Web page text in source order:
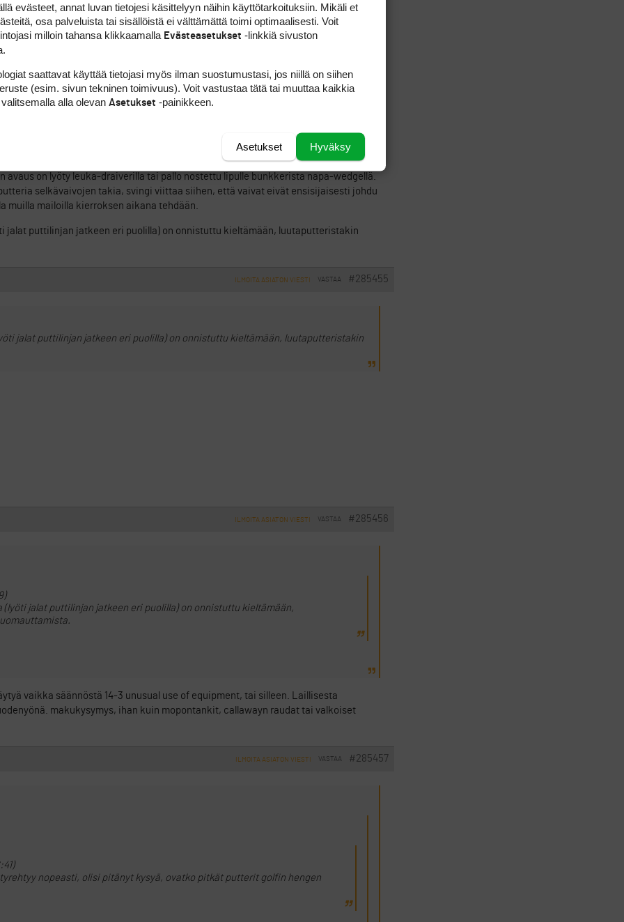
nopeasti, olisi pitänyt kysyä, ovatko pitkät putterit golfin hengen
sääntö- ym golfeepoksia voisi aistia
näyttäisi kyllä saada lyödä, vaikka
on niin maagista, että se suoritus
arvostuksista kiinni. Vaikka on odotettavissa, että joku major vielä voitetaan
on lyöty leuka-draiverilla tai pallo nostettu lipulle bunkkerista napa-wedgellä.
selkävaivojen takia, svingi viittaa siihen, että vaivat eivät ensisijaisesti johdu
muilla mailoilla kierroksen aikana tehdään.
jalat puttilinjan jatkeen eri puolilla) on onnistuttu kieltämään, luutaputteristakin
#285455
VASTAA
ILMOITA ASIATON VIESTI
jalat puttilinjan jatkeen eri puolilla) on onnistuttu kieltämään, luutaputteristakin
#285456
VASTAA
ILMOITA ASIATON VIESTI
jalat puttilinjan jatkeen eri puolilla) on onnistuttu kieltämään,
vaikka säännöstä 14-3 unusual use of equipment, tai silleen. Laillisesta
makukysymys, ihan kuin mopontankit, callawayn raudat tai valkoiset
#285457
VASTAA
ILMOITA ASIATON VIESTI
nopeasti, olisi pitänyt kysyä, ovatko pitkät putterit golfin hengen
evästeet, annat luvan tietojesi käsittelyyn näihin käyttötarkoituksiin. Mikäli et
osa palveluista tai sisällöistä ei välttämättä toimi optimaalisesti. Voit
milloin tahansa klikkaamalla Evästeasetukset -linkkiä sivuston
saattavat käyttää tietojasi myös ilman suostumustasi, jos niillä on siihen
(esim. sivun tekninen toimivuus). Voit vastustaa tätä tai muuttaa kaikkia
alla olevan Asetukset -painikkeen.
Hyväksy
Asetukset